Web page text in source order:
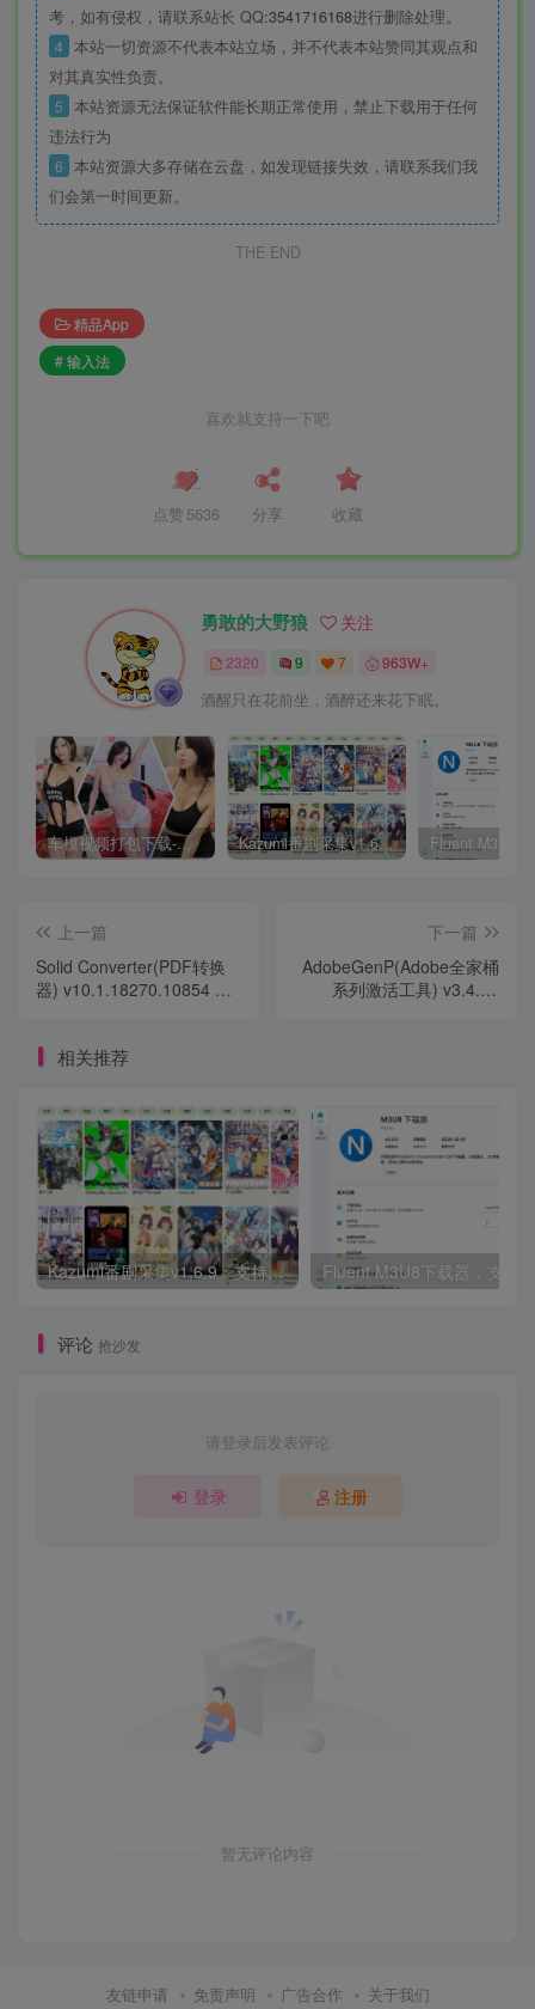
考，如有侵权，请联系站长 QQ:3541716168进行删除处理。
4 本站一切资源不代表本站立场，并不代表本站赞同其观点和
对其真实性负责。
5 本站资源无法保证软件能长期正常使用，禁止下载用于任何
违法行为
6 本站资源大多存储在云盘，如发现链接失效，请联系我们我
们会第一时间更新。
THE END
精品App
# 输入法
喜欢就支持一下吧
点赞 5636 分享 收藏
勇敢的大野狼 关注
2320 9 7 963W+
酒醒只在花前坐，酒醉还来花下眠。
车模视频打包下载-高清无水印版 Kazumi番剧采集v1.6.9：支持自定义规则+在线观看+弹幕，跨平台下载
上一篇
Solid Converter(PDF转换
器) v10.1.18270.10854 中
下一篇
AdobeGenP(Adobe全家桶
系列激活工具) v3.4.0 /
相关推荐
Kazumi番剧采集v1.6.9：支持自定义规则+在线观看+弹幕，跨平台下载 Fluent M3U8下载器，支持
评论 抢沙发
请登录后发表评论
登录 注册
暂无评论内容
友链申请 免责声明 广告合作 关于我们